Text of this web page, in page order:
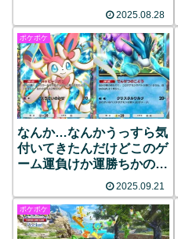
2025.08.28
ポケポケ
なんか…なんかうっすら気
付いてきたんだけどこのゲ
ーム運負けか運勝ちかの二
択しか無い…！？
2025.09.21
ポケポケ